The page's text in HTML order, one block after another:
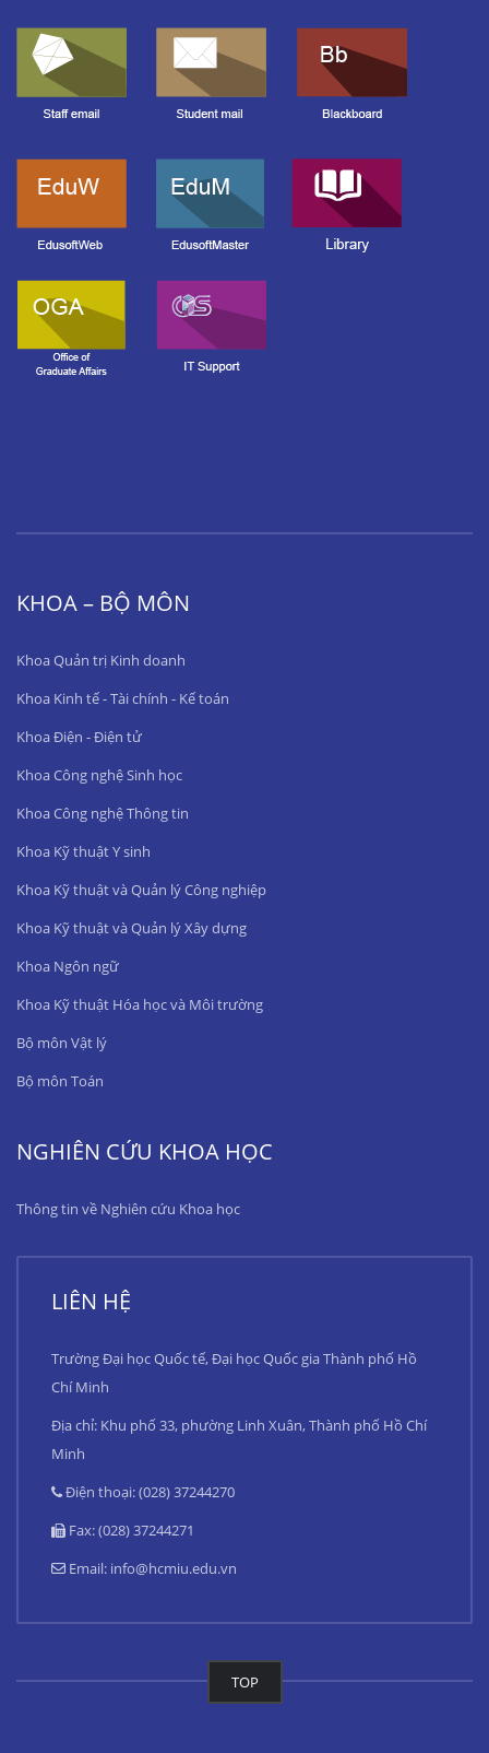
KHOA – BỘ MÔN
Khoa Quản trị Kinh doanh
Khoa Kinh tế - Tài chính - Kế toán
Khoa Điện - Điện tử
Khoa Công nghệ Sinh học
Khoa Công nghệ Thông tin
Khoa Kỹ thuật Y sinh
Khoa Kỹ thuật và Quản lý Công nghiệp
Khoa Kỹ thuật và Quản lý Xây dựng
Khoa Ngôn ngữ
Khoa Kỹ thuật Hóa học và Môi trường
Bộ môn Vật lý
Bộ môn Toán
NGHIÊN CỨU KHOA HỌC
Thông tin về Nghiên cứu Khoa học
LIÊN HỆ
Trường Đại học Quốc tế, Đại học Quốc gia Thành phố Hồ
Chí Minh
Địa chỉ: Khu phố 33, phường Linh Xuân, Thành phố Hồ Chí
Minh
Điện thoại: (028) 37244270
Fax: (028) 37244271
Email: info@hcmiu.edu.vn
TOP